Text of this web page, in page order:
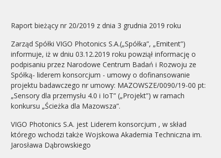
Raport bieżący nr 20/2019 z dnia 3 grudnia 2019 roku
Zarząd Spółki VIGO Photonics S.A.(„Spółka”, „Emitent”)
informuje, iż w dniu 03.12.2019 roku powziął informację o
podpisaniu przez Narodowe Centrum Badań i Rozwoju ze
Spółką- liderem konsorcjum - umowy o dofinansowanie
projektu badawczego nr umowy: MAZOWSZE/0090/19-00 pt:
„Sensory dla przemysłu 4.0 i IoT” („Projekt”) w ramach
konkursu „Ścieżka dla Mazowsza”.
VIGO Photonics S.A. jest Liderem konsorcjum , w skład
którego wchodzi także Wojskowa Akademia Techniczna im.
Jarosława Dąbrowskiego